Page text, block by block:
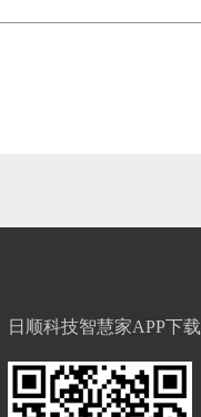
日顺科技智慧家APP下载